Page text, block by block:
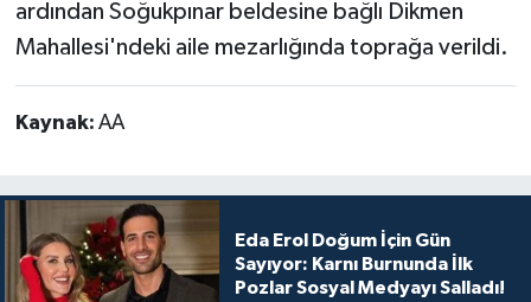
ardından Soğukpınar beldesine bağlı Dikmen
Mahallesi'ndeki aile mezarlığında toprağa verildi.
Kaynak: AA
Eda Erol Doğum İçin Gün
Sayıyor: Karnı Burnunda İlk
Pozlar Sosyal Medyayı Salladı!